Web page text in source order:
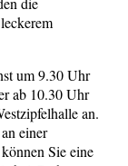
um 9.30 Uhr
ab 10.30 Uhr
an.
einer
Sie eine